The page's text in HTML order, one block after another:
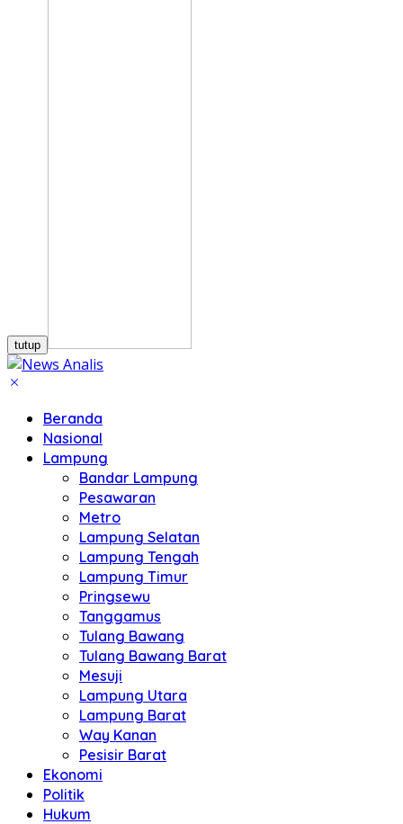
tutup
Beranda
Nasional
Lampung
Bandar Lampung
Pesawaran
Metro
Lampung Selatan
Lampung Tengah
Lampung Timur
Pringsewu
Tanggamus
Tulang Bawang
Tulang Bawang Barat
Mesuji
Lampung Utara
Lampung Barat
Way Kanan
Pesisir Barat
Ekonomi
Politik
Hukum